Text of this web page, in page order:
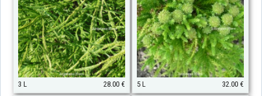
3 L 28.00 € 5 L 32.00 €